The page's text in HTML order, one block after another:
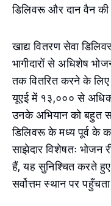
डिलिवरू और दान वैन
खाद्य वितरण सेवा
भागीदारों से अधिशेष
तक वितरित करने के
यूएई में १३,००० से अधिक
उनके अभियान को बहुत
डिलिवरू के मध्य पूर्व के
साझेदार विशेषतः भोजन
हैं, यह सुनिश्चित करते
सर्वोत्तम स्थान पर